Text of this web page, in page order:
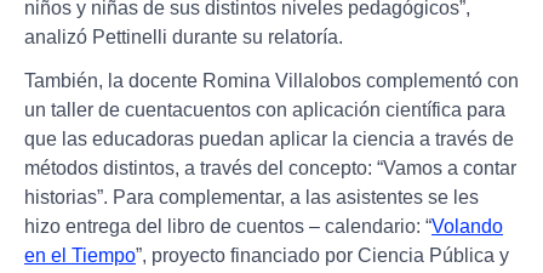
niños y niñas de sus distintos niveles pedagógicos”,
analizó Pettinelli durante su relatoría.
También, la docente Romina Villalobos complementó con
un taller de cuentacuentos con aplicación científica para
que las educadoras puedan aplicar la ciencia a través de
métodos distintos, a través del concepto: “Vamos a contar
historias”. Para complementar, a las asistentes se les
hizo entrega del libro de cuentos – calendario: “Volando
en el Tiempo”, proyecto financiado por Ciencia Pública y